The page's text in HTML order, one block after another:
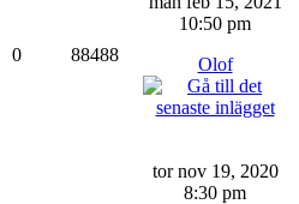
0 88488
10:50 pm
Olof
tor nov 19, 2020
8:30 pm